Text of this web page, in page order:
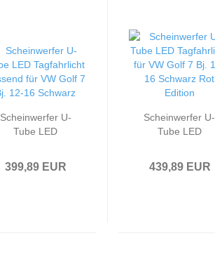
Scheinwerfer U-
Tube LED
Golf 7 Bj. 12-16
399,89 EUR
Scheinwerfer U-
Tube LED
Golf 7 Bj. 12-16
439,89 EUR